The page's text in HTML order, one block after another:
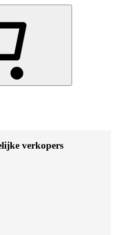
verkopers